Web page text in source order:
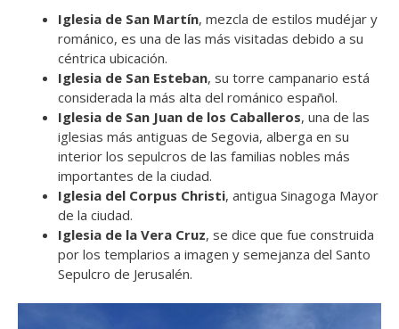
Iglesia de San Martín, mezcla de estilos mudéjar y
románico, es una de las más visitadas debido a su
céntrica ubicación.
Iglesia de San Esteban, su torre campanario está
considerada la más alta del románico español.
Iglesia de San Juan de los Caballeros, una de las
iglesias más antiguas de Segovia, alberga en su
interior los sepulcros de las familias nobles más
importantes de la ciudad.
Iglesia del Corpus Christi, antigua Sinagoga Mayor
de la ciudad.
Iglesia de la Vera Cruz, se dice que fue construida
por los templarios a imagen y semejanza del Santo
Sepulcro de Jerusalén.